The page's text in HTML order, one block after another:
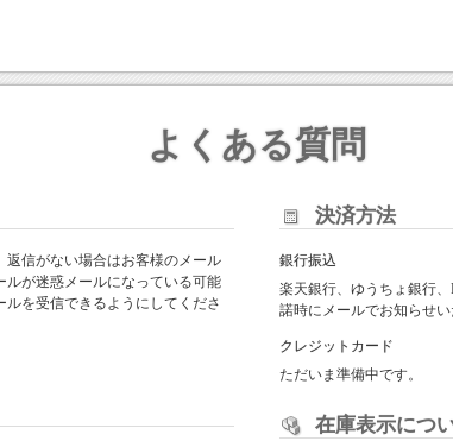
よくある質問
返信がない場合はお客様のメール
ルが迷惑メールになっている可能
ルを受信できるようにしてくださ
決済方法
銀行振込
楽天銀行、ゆうちょ銀行
諾時にメールでお知らせい
クレジットカード
ただいま準備中です。
在庫表示につ